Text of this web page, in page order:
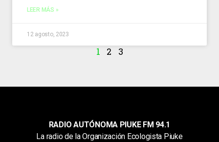
LEER MÁS »
12 agosto, 2023
1 2 3
RADIO AUTÓNOMA PIUKE FM 94.1
La radio de la Organización Ecologista Piuke